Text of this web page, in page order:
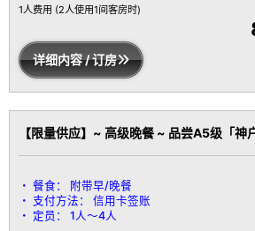
1人费用 (2人使用1间客房时)
详细内容 / 订房
【限量供应】~ 高级晚餐 ~ 品尝A5级「神
餐食：
附带早/晚餐
支付方法：
信用卡签账
定员：
1人～4人